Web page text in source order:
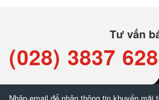
Tư vấn
(028) 3837